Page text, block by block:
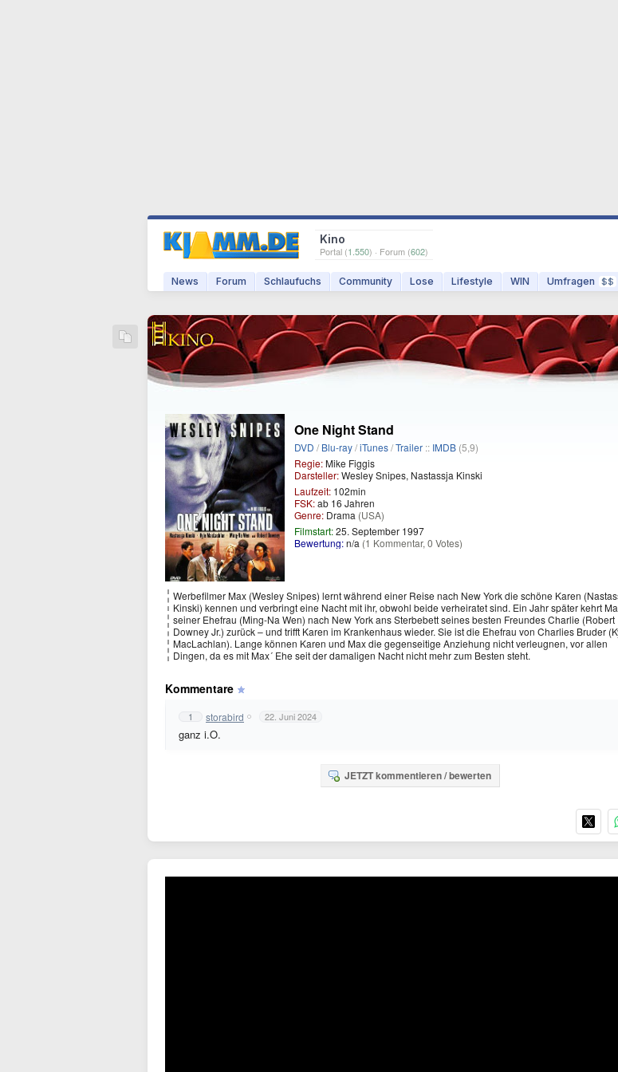
Kino
Portal (1.550) · Forum (602)
News Forum Schlaufuchs Community Lose Lifestyle WIN Umfragen $$
One Night Stand
DVD /Blu-ray/iTunes/Trailer :: IMDB (5,9)
Regie:Mike Figgis
Darsteller:Wesley Snipes, Nastassja Kinski
Laufzeit: 102min
FSK:ab 16 Jahren
Genre: Drama (USA)
Filmstart:25. September 1997
Bewertung:n/a (1 Kommentar, 0 Votes)
Werbefilmer Max (Wesley Snipes) lernt während einer Reise nach New York die schöne Karen
Kinski) kennen und verbringt eine Nacht mit ihr, obwohl beide verheiratet sind. Ein Jahr später kehrt
seiner Ehefrau (Ming-Na Wen) nach New York ans Sterbebett seines besten Freundes Charlie (Robert
Downey Jr.) zurück – und trifft Karen im Krankenhaus wieder. Sie ist die Ehefrau von Charlies Bruder
MacLachlan). Lange können Karen und Max die gegenseitige Anziehung nicht verleugnen, vor allen
Dingen, da es mit Max´ Ehe seit der damaligen Nacht nicht mehr zum Besten steht.
Kommentare
1 storabird 22. Juni 2024
ganz i.O.
JETZT kommentieren / bewerten